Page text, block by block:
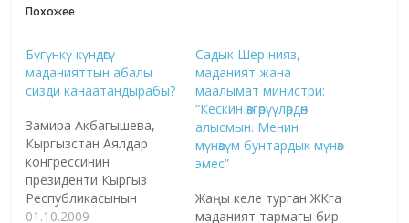
Похожее
Бүгүнкү күндөгү
маданияттын абалы
сизди канаатандырабы?
Замира Акбагышева,
Кыргызстан Аялдар
конгрессинин
президенти Кыргыз
Республикасынын
маданияты жакшы
01.10.2009
Садык Шер нияз,
маданият жана
маалымат министри:
“Кескин өзгөрүүлөрдөн
алысмын. Менин
мүнөзүм бунтардык мүнөз
эмес”
Жаңы келе турган ЖКга
маданият тармагы бир